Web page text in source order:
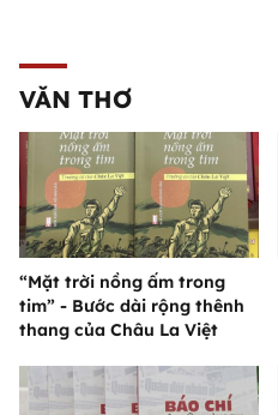
VĂN THƠ
“Mặt trời nồng ấm trong
tim” - Bước dài rộng thênh
thang của Châu La Việt